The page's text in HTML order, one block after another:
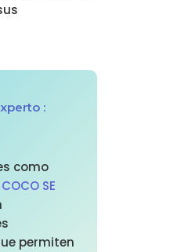
:
como
SE
permiten